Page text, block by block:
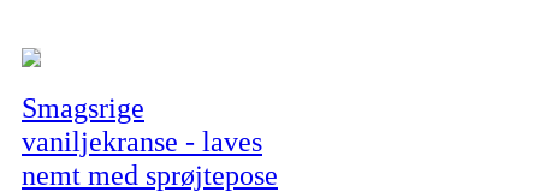
Smagsrige
vaniljekranse - laves
nemt med sprøjtepose